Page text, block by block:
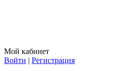
Мой кабинет
Войти | Регистрация